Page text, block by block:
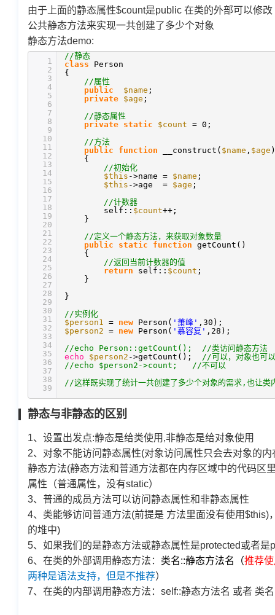
由于上面的静态属性$count是public 在类的外部可以修
公共静态方法来实现一共创建了多少个对象
静态方法demo:
1
2
3
4
5
6
7
8
9
10
11
12
13
14
15
16
17
18
19
20
21
22
23
24
25
26
27
28
29
30
31
32
33
34
35
36
37
38
39
//静态
class
Person
{
//属性
public
$name ;
private $age ;
//静态属性
private static $count = 0;
//方法
public
function __construct( $name , $age )
{
//初始化
$this ->name = $name ;
$this ->age = $age ;
//计数器
self:: $count++;
}
//定义一个静态方法，来获取对象数量
public
static function getCount()
{
//返回当前计数器的值
return
self:: $count ;
}
}
//实例化
$person1
= new Person( '萧峰' ,30);
$person2 = new Person( '慕容复' ,28);
//echo Person::getCount(); //类访问静态方法
echo
$person2 ->getCount();
//可以，对象也可
//echo $person2->count; //不可以
//这样既实现了统计一共创建了多少个对象的需求,也让
静态与非静态的区别
1、设置出发点:静态是给类使用,非静态是给对象使用
2、对象不能访问静态属性(对象访问属性只会去对象的
静态方法(静态方法和普通方法都在内存区域中的代码区
属性（普通属性，没有static）
3、普通的成员方法可以访问静态属性和非静态属性
4、类能够访问普通方法(前提是 方法里面没有使用
的堆中)
5、如果我们的是静态方法或静态属性是protected或者
6、在类的外部调用静态方法： 类名::静态方法名（推荐
两种是语法支持，但是不推荐）
7、在类的内部调用静态方法：self::静态方法名 或者 类